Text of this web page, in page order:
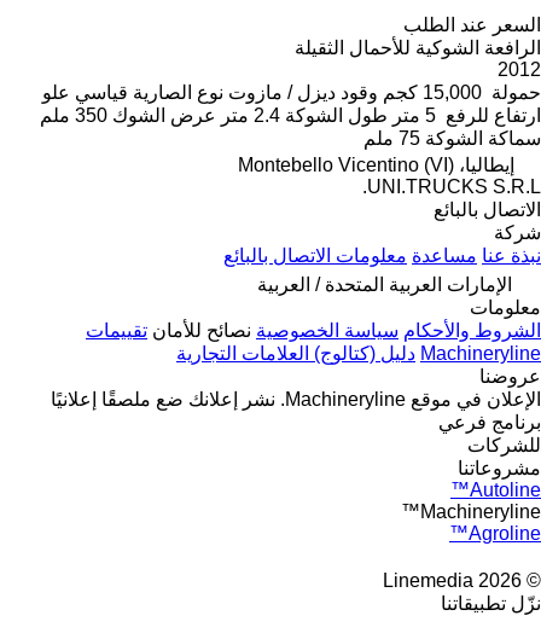
السعر عند الطلب
الرافعة الشوكية للأحمال الثقيلة
2012
حمولة 15,000 كجم وقود ديزل / مازوت نوع الصارية قياسي علو
ارتفاع للرفع 5 متر طول الشوكة 2.4 متر عرض الشوك 350 ملم
سماكة الشوكة 75 ملم
إيطاليا، Montebello Vicentino (VI)
UNI.TRUCKS S.R.L.
الاتصال بالبائع
شركة
نبذة عنا مساعدة معلومات الاتصال بالبائع
الإمارات العربية المتحدة / العربية
معلومات
الشروط والأحكام سياسة الخصوصية نصائح للأمان تقييمات
Machineryline دليل (كتالوج) العلامات التجارية
عروضنا
الإعلان في موقع Machineryline.
نشر إعلانك ضع ملصقًا إعلانيًا
برنامج فرعي
للشركات
مشروعاتنا
Autoline™
Machineryline™
Agroline™
© 2026 Linemedia
نزّل تطبيقاتنا